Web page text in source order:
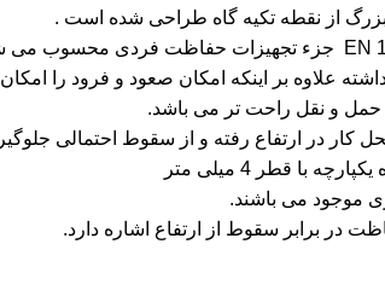
از نقطه تکیه گاه طراحی شده است .
علاوه بر اینکه امکان صعود و فرود را
و نقل راحت تر می باشد.
کار در ارتفاع رفته و از سقوط احتمالی
با قطر 4 میلی متر